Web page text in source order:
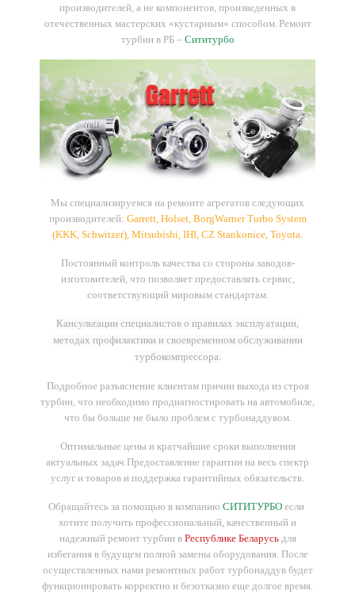
производителей, а не компонентов, произведенных в
отечественных мастерских «кустарным» способом. Ремонт
турбин в РБ – Сититурбо
Мы специализируемся на ремонте агрегатов следующих
производителей: Garrett, Holset, BorgWarner Turbo System
(KKK, Schwitzer), Mitsubishi, IHI, CZ Stankonice, Toyota.
Постоянный контроль качества со стороны заводов-
изготовителей, что позволяет предоставлять сервис,
соответствующий мировым стандартам.
Кансультации специалистов о правилах эксплуатации,
методах профилактики и своевременном обслуживании
турбокомпрессора.
Подробное разъяснение клиентам причин выхода из строя
турбин, что необходимо продиагностировать на автомобиле,
что бы больше не было проблем с турбонаддувом.
Оптимальные цены и кратчайшие сроки выполнения
актуальных задач.Предоставление гарантии на весь спектр
услуг и товаров и поддержка гарантийных обязательств.
Обращайтесь за помощью в компанию СИТИТУРБО если
хотите получить профессиональный, качественный и
надежный ремонт турбин в Республике Беларусьдля
избегания в будущем полной замены оборудования. После
осуществленных нами ремонтных работ турбонаддув будет
функционировать корректно и безотказно еще долгое время.